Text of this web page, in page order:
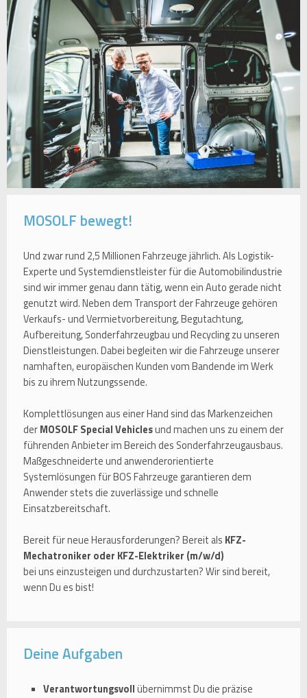
MOSOLF bewegt!
Und zwar rund 2,5 Millionen Fahrzeuge jährlich. Als Logistik-
Experte und Systemdienstleister für die Automobilindustrie
sind wir immer genau dann tätig, wenn ein Auto gerade nicht
genutzt wird. Neben dem Transport der Fahrzeuge gehören
Verkaufs- und Vermietvorbereitung, Begutachtung,
Aufbereitung, Sonderfahrzeugbau und Recycling zu unseren
Dienstleistungen. Dabei begleiten wir die Fahrzeuge unserer
namhaften, europäischen Kunden vom Bandende im Werk
bis zu ihrem Nutzungssende.
Komplettlösungen aus einer Hand sind das Markenzeichen
derMOSOLF Special Vehiclesund machen uns zu einem der
führenden Anbieter im Bereich des Sonderfahrzeugausbaus.
Maßgeschneiderte und anwenderorientierte
Systemlösungen für BOS Fahrzeuge garantieren dem
Anwender stets die zuverlässige und schnelle
Einsatzbereitschaft.
Bereit für neue Herausforderungen? Bereit als KFZ-
Mechatroniker oder KFZ-Elektriker (m/w/d)
bei uns einzusteigen und durchzustarten? Wir sind bereit,
wenn Du es bist!
Deine Aufgaben
Verantwortungsvollübernimmst Du die präzise